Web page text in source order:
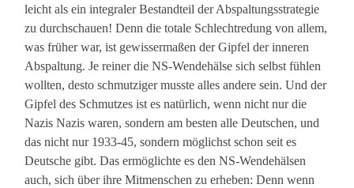
leicht als ein integraler Bestandteil der Abspaltungsstrategie
zu durchschauen! Denn die totale Schlechtredung von allem,
was früher war, ist gewissermaßen der Gipfel der inneren
Abspaltung. Je reiner die NS-Wendehälse sich selbst fühlen
wollten, desto schmutziger musste alles andere sein. Und der
Gipfel des Schmutzes ist es natürlich, wenn nicht nur die
Nazis Nazis waren, sondern am besten alle Deutschen, und
das nicht nur 1933-45, sondern möglichst schon seit es
Deutsche gibt. Das ermöglichte es den NS-Wendehälsen
auch, sich über ihre Mitmenschen zu erheben: Denn wenn